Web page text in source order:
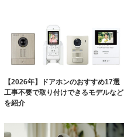
【2026年】ドアホンのおすすめ17選
工事不要で取り付けできるモデルなど
を紹介